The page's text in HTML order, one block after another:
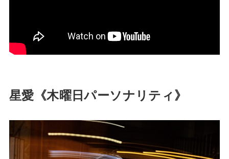
星愛《木曜日パーソナリティ》